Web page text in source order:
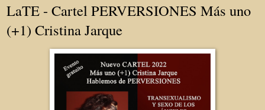
LaTE - Cartel PERVERSIONES Más uno
(+1) Cristina Jarque